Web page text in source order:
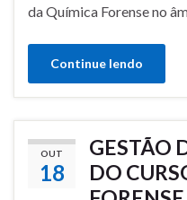
da Química Forense no
Continue lendo
OUT
18
GESTÃO
DO